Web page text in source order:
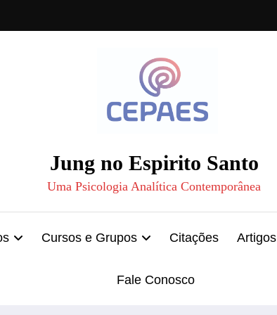
Jung no Espirito Santo
Uma Psicologia Analítica Contemporânea
Cursos e Grupos Citações Artigos
Fale Conosco